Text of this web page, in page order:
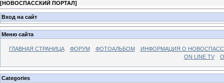
[НОВОСПАССКИЙ ПОРТАЛ]
Вход на сайт
Меню сайта
ГЛАВНАЯ СТРАНИЦА ФОРУМ ФОТОАЛЬБОМ
ИНФОРМАЦИЯ О
ON LINE TV
Categories